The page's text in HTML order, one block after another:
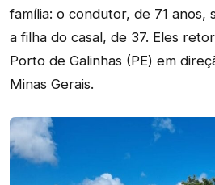
família: o condutor, de 71 anos,
a filha do casal, de 37. Eles
Porto de Galinhas (PE) em
Minas Gerais.